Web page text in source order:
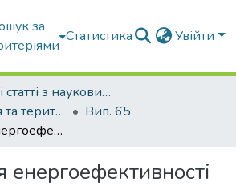
за
Статистика Увійти
Вибрані статті з наукових збірників КНУБА
Містобудування та територіальне планування
Вип. 65
Підвищення енергоефективності існуючого житлового фонду України